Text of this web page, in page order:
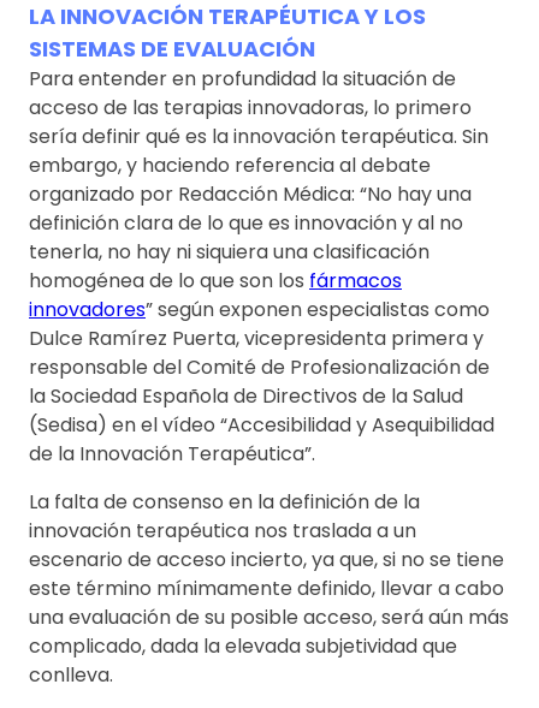
LA INNOVACIÓN TERAPÉUTICA Y LOS
SISTEMAS DE EVALUACIÓN
Para entender en profundidad la situación de
acceso de las terapias innovadoras, lo primero
sería definir qué es la innovación terapéutica. Sin
embargo, y haciendo referencia al debate
organizado por Redacción Médica: “No hay una
definición clara de lo que es innovación y al no
tenerla, no hay ni siquiera una clasificación
homogénea de lo que son los fármacos
innovadores” según exponen especialistas como
Dulce Ramírez Puerta, vicepresidenta primera y
responsable del Comité de Profesionalización de
la Sociedad Española de Directivos de la Salud
(Sedisa) en el vídeo “Accesibilidad y Asequibilidad
de la Innovación Terapéutica”.
La falta de consenso en la definición de la
innovación terapéutica nos traslada a un
escenario de acceso incierto, ya que, si no se tiene
este término mínimamente definido, llevar a cabo
una evaluación de su posible acceso, será aún más
complicado, dada la elevada subjetividad que
conlleva.